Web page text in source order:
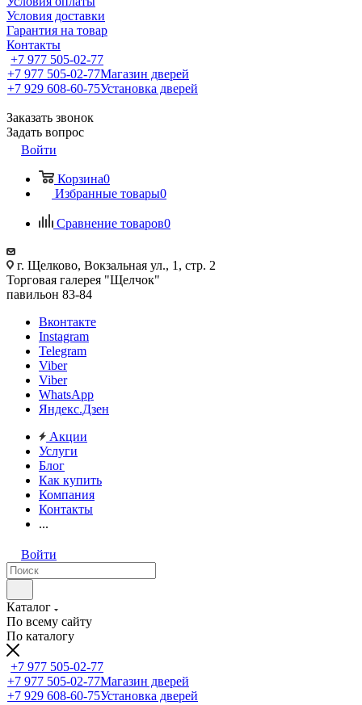
Условия доставки
Гарантия на товар
Контакты
+7 977 505-02-77
+7 977 505-02-77Магазин дверей
+7 929 608-60-75Установка дверей
Заказать звонок
Задать вопрос
Войти
Корзина0
Избранные товары0
Сравнение товаров0
г. Щелково, Вокзальная ул., 1, стр. 2
Торговая галерея "Щелчок"
павильон 83-84
Вконтакте
Instagram
Telegram
Viber
Viber
WhatsApp
Яндекс.Дзен
Акции
Услуги
Блог
Как купить
Компания
Контакты
...
Войти
Каталог
По всему сайту
По каталогу
+7 977 505-02-77
+7 977 505-02-77Магазин дверей
+7 929 608-60-75Установка дверей